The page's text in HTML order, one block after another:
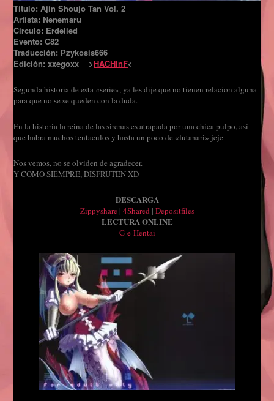
Título: Ajin Shoujo Tan Vol. 2
Artista: Nenemaru
Círculo: Erdelied
Evento: C82
Traducción: Pzykosis666
Edición: xxegoxx >HACHInF<
Segunda historia de esta «serie», ya les dije que no tienen relacion alguna
para que no se se queden con la duda.
En la historia la reina de las sirenas es atrapada por una chica pulpo, así
que habra muchos tentaculos y hasta un poco de «futanari» jeje
Nos vemos, no se olviden de agradecer.
Y COMO SIEMPRE, DISFRUTEN XD
DESCARGA
Zippyshare| 4Shared | Depositfiles
LECTURA ONLINE
G-e-Hentai